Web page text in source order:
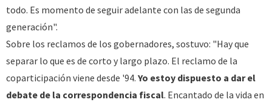
todo. Es momento de seguir adelante con las de segunda
generación".
Sobre los reclamos de los gobernadores, sostuvo: "Hay que
separar lo que es de corto y largo plazo. El reclamo de la
coparticipación viene desde '94. Yo estoy dispuesto a dar el
debate de la correspondencia fiscal. Encantado de la vida en